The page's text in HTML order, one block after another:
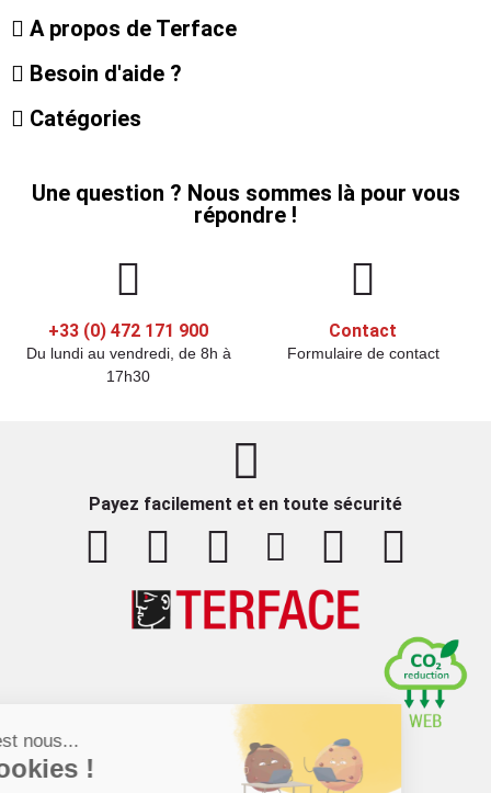
A propos de Terface
Besoin d'aide ?
Catégories
Une question ? Nous sommes là pour vous
répondre !
+33 (0) 472 171 900
Du lundi au vendredi, de 8h à
17h30
Contact
Formulaire de contact
Payez facilement et en toute sécurité